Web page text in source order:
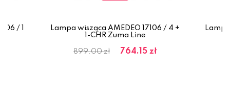
/ 1
Lampa wisząca AMEDEO 17106 / 4 +
1-CHR Zuma Line
899.00 zł 764.15 zł